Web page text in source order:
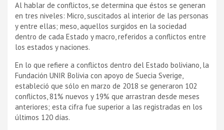
Al hablar de conflictos, se determina que éstos se generan
en tres niveles: Micro, suscitados al interior de las personas
y entre ellas; meso, aquellos surgidos en la sociedad
dentro de cada Estado y macro, referidos a conflictos entre
los estados y naciones.
En lo que refiere a conflictos dentro del Estado boliviano, la
Fundación UNIR Bolivia con apoyo de Suecia Sverige,
estableció que sólo en marzo de 2018 se generaron 102
conflictos, 81% nuevos y 19% que arrastran desde meses
anteriores; esta cifra fue superior a las registradas en los
últimos 120 dí­as.